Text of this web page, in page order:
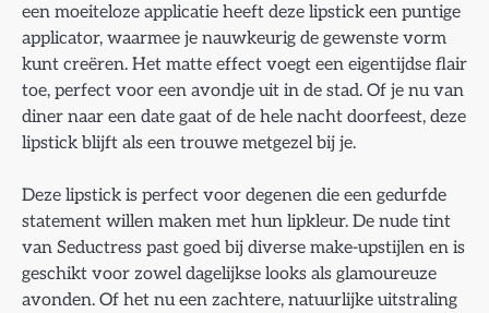
een moeiteloze applicatie heeft deze lipstick een puntige
applicator, waarmee je nauwkeurig de gewenste vorm
kunt creëren. Het matte effect voegt een eigentijdse flair
toe, perfect voor een avondje uit in de stad. Of je nu van
diner naar een date gaat of de hele nacht doorfeest, deze
lipstick blijft als een trouwe metgezel bij je.
Deze lipstick is perfect voor degenen die een gedurfde
statement willen maken met hun lipkleur. De nude tint
van Seductress past goed bij diverse make-upstijlen en is
geschikt voor zowel dagelijkse looks als glamoureuze
avonden. Of het nu een zachtere, natuurlijke uitstraling